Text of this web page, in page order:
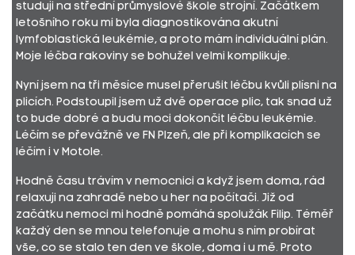
studuji na střední průmyslové škole strojní. Začátkem
letošního roku mi byla diagnostikována akutní
lymfoblastická leukémie, a proto mám individuální plán.
Moje léčba rakoviny se bohužel velmi komplikuje.
Nyní jsem na tři měsíce musel přerušit léčbu kvůli plísni na
plicích. Podstoupil jsem už dvě operace plic, tak snad už
to bude dobré a budu moci dokončit léčbu leukémie.
Léčím se převážně ve FN Plzeň, ale při komplikacích se
léčím i v Motole.
Hodně času trávím v nemocnici a když jsem doma, rád
relaxuji na zahradě nebo u her na počítači. Již od
začátku nemoci mi hodně pomáhá spolužák Filip. Téměř
každý den se mnou telefonuje a mohu s ním probírat
vše, co se stalo ten den ve škole, doma i u mě. Proto